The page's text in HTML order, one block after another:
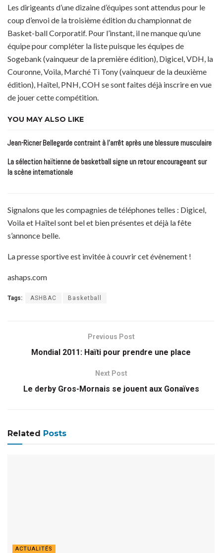
Les dirigeants d’une dizaine d’équipes sont attendus pour le
coup d’envoi de la troisième édition du championnat de
Basket-ball Corporatif. Pour l’instant, il ne manque qu’une
équipe pour compléter la liste puisque les équipes de
Sogebank (vainqueur de la première édition), Digicel, VDH, la
Couronne, Voila, Marché Ti Tony (vainqueur de la deuxième
édition), Haïtel, PNH, COH se sont faites déjà inscrire en vue
de jouer cette compétition.
YOU MAY ALSO LIKE
Jean-Ricner Bellegarde contraint à l’arrêt après une blessure musculaire
La sélection haïtienne de basketball signe un retour encourageant sur
la scène internationale
Signalons que les compagnies de téléphones telles : Digicel,
Voila et Haïtel sont bel et bien présentes et déjà la fête
s’annonce belle.
La presse sportive est invitée à couvrir cet évènement !
ashaps.com
Tags: ASHBAC Basketball
Previous Post
Mondial 2011: Haïti pour prendre une place
Next Post
Le derby Gros-Mornais se jouent aux Gonaïves
Related Posts
ACTUALITÉS